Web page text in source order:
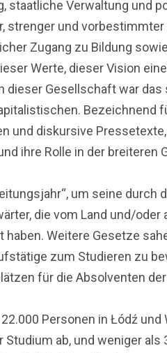
staatliche Verwaltung und
strenger und
Zugang zu Bildung
Werte, dieser Vision
dieser Gesellschaft war
Bezeichnend
und diskursive
ihre Rolle in der breiteren
um seine durch
die vom Land und/oder
Weitere Gesetze
zum Studieren zu
für die Absolventen
Personen in Łódź und
ab, und weniger als